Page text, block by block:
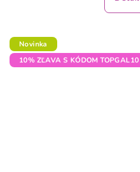
Novinka
10% ZĽAVA S KÓDOM TOPGAL10